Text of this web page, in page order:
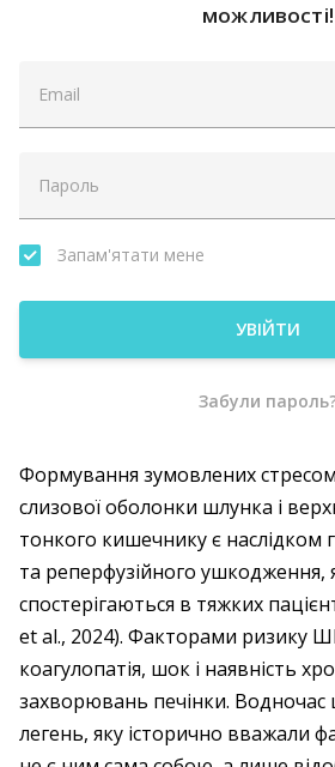
можливості!
Запам'ятати мене
УВІЙТИ
Забули
Формування зумовлених
слизової оболонки шлунка і
тонкого кишечнику є наслідком
та реперфузійного ушкодження,
спостерігаються в тяжких
et al., 2024). Факторами ризику
коагулопатія, шок і наявність
захворювань печінки. Водночас
легень, яку історично вважали